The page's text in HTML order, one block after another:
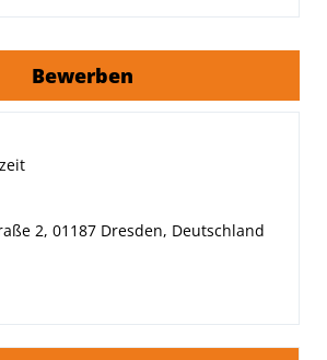
Bewerben
2, 01187 Dresden, Deutschland